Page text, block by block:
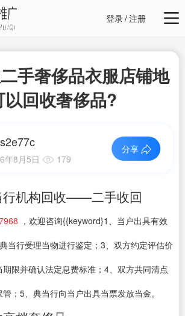
登录/注册
手奢侈品衣服店铺地
回收奢侈品?
年8月5日 179
分享
行机构回收——二手收回
，欢迎咨询{{keyword}1、当户出具有效
当行受理当物进行鉴定；3、双方约定评估价
限并确认法定息费标准；4、双方共同清点
；5、典当行向当户出具当票发放当金。